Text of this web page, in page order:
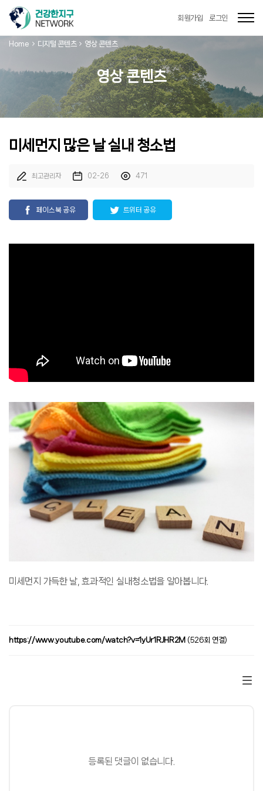
회원가입 로그인
Home 디지털 콘텐츠 영상 콘텐츠
영상 콘텐츠
미세먼지 많은 날 실내 청소법
최고관리자 02-26 471
페이스북 공유 트위터 공유
미세먼지 가득한 날, 효과적인 실내청소법을 알아봅니다.
https://www.youtube.com/watch?v=1yUr1RJHR2M (526회 연결)
등록된 댓글이 없습니다.